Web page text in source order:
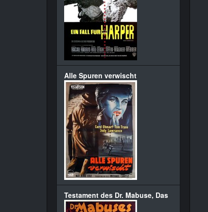
Alle Spuren verwischt
Testament des Dr. Mabuse, Das